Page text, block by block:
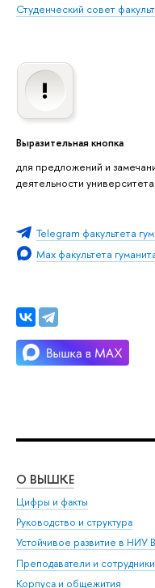
Студенческий совет
Выразительная кнопка
для предложений и
деятельности
Telegram факультета
Max факультета
О ВЫШКЕ
Цифры и факты
Руководство и структура
Устойчивое развитие в НИУ
Преподаватели и сотрудники
Корпуса и общежития